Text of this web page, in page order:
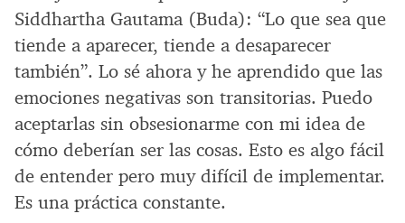
Siddhartha Gautama (Buda): “Lo que sea que
tiende a aparecer, tiende a desaparecer
también”. Lo sé ahora y he aprendido que las
emociones negativas son transitorias. Puedo
aceptarlas sin obsesionarme con mi idea de
cómo deberían ser las cosas. Esto es algo fácil
de entender pero muy difícil de implementar.
Es una práctica constante.